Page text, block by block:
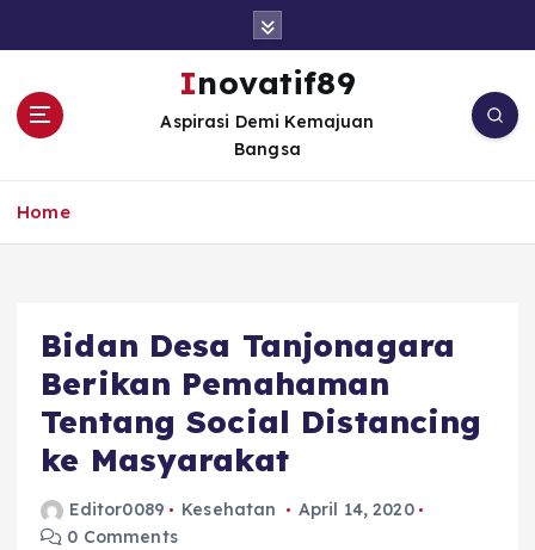
Inovatif89
Aspirasi Demi Kemajuan
Bangsa
Home
Bidan Desa Tanjonagara
Berikan Pemahaman
Tentang Social Distancing
ke Masyarakat
Editor0089 Kesehatan
April 14, 2020
0 Comments